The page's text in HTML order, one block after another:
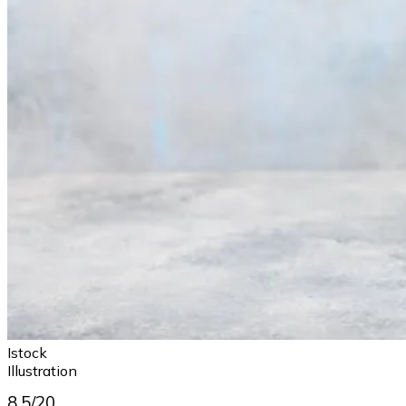
Istock
Illustration